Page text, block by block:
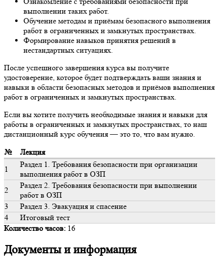
выполнении таких работ.
Обучение методам и приёмам безопасного выполнения
работ в ограниченных и замкнутых пространствах.
Формирование навыков принятия решений в
нестандартных ситуациях.
После успешного завершения курса вы получите
удостоверение, которое будет подтверждать ваши знания и
навыки в области безопасных методов и приёмов выполнения
работ в ограниченных и замкнутых пространствах.
Если вы хотите получить необходимые знания и навыки для
работы в ограниченных и замкнутых пространствах, то наш
дистанционный курс обучения — это то, что вам нужно.
№
Лекция
1
Раздел 1. Требования безопасности при организации
выполнения работ в ОЗП
2
Раздел 2. Требования безопасности при выполнении
работ в ОЗП
3
Раздел 3. Эвакуация и спасение
4
Итоговый тест
Количество часов: 16
Документы и информация